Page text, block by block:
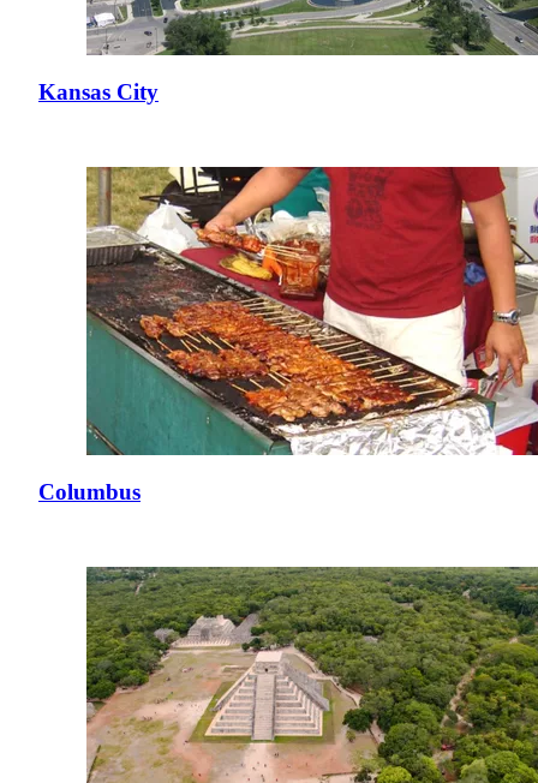
Kansas City
Columbus